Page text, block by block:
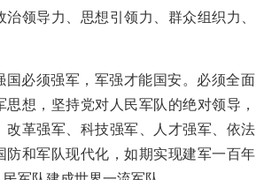
领导力、思想引领力、群众组织力、
国必须强军，军强才能国安。必须全面
想，坚持党对人民军队的绝对领导，
改革强军、科技强军、人才强军、依法
防和军队现代化，如期实现建军一百年